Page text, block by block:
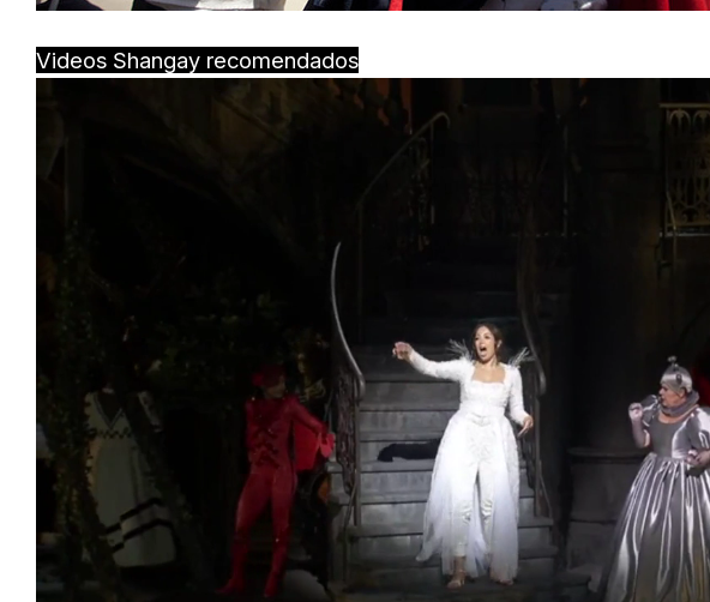
Videos Shangay recomendados